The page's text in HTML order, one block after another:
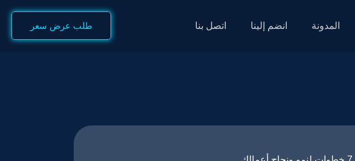
المدونة انضم إلينا اتصل بنا طلب عرض سعر